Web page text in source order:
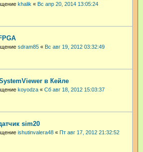
khalik « Вс апр 20, 2014 13:05:24
sdram85 « Вс авг 19, 2012 03:32:49
в Кейле
koyodza « Сб авг 18, 2012 15:03:37
sim20
ishutinvalera48 « Пт авг 17, 2012 21:32:52